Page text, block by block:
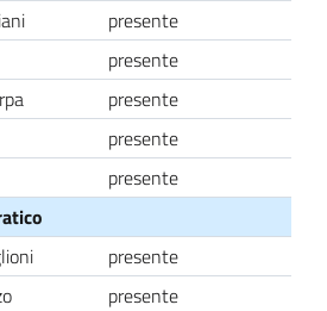
presente
presente
presente
presente
presente
presente
presente